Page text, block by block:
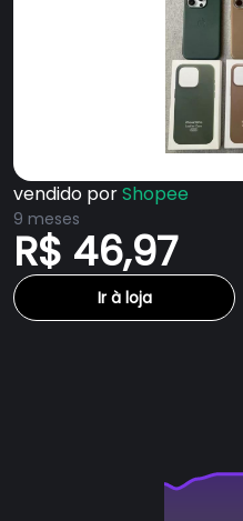
vendido porShopee
9 meses
R$ 46,97
Ir à loja